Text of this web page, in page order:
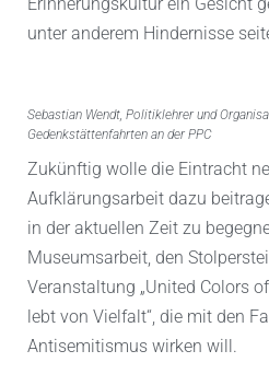
Erinnerungskultur ein Gesicht
unter anderem Hindernisse
Sebastian Wendt, Politiklehrer und
Gedenkstättenfahrten an der PPC
Zukünftig wolle die Eintracht
Aufklärungsarbeit dazu
in der aktuellen Zeit zu
Museumsarbeit, den
Veranstaltung „United Colors
lebt von Vielfalt“, die mit den
Antisemitismus wirken will.